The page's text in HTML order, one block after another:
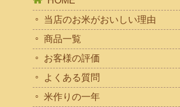
当店のお米がおいしい理由
商品一覧
お客様の評価
よくある質問
米作りの一年